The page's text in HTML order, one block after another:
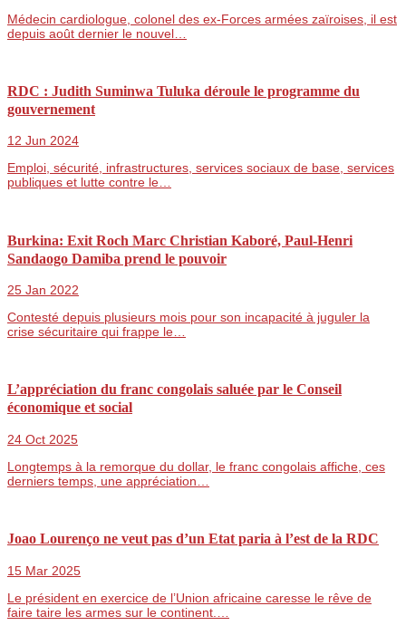
Médecin cardiologue, colonel des ex-Forces armées zaïroises, il est
depuis août dernier le nouvel…
RDC : Judith Suminwa Tuluka déroule le programme du
gouvernement
12 Jun 2024
Emploi, sécurité, infrastructures, services sociaux de base, services
publiques et lutte contre le…
Burkina: Exit Roch Marc Christian Kaboré, Paul-Henri
Sandaogo Damiba prend le pouvoir
25 Jan 2022
Contesté depuis plusieurs mois pour son incapacité à juguler la
crise sécuritaire qui frappe le…
L’appréciation du franc congolais saluée par le Conseil
économique et social
24 Oct 2025
Longtemps à la remorque du dollar, le franc congolais affiche, ces
derniers temps, une appréciation…
Joao Lourenço ne veut pas d’un Etat paria à l’est de la RDC
15 Mar 2025
Le président en exercice de l’Union africaine caresse le rêve de
faire taire les armes sur le continent.…